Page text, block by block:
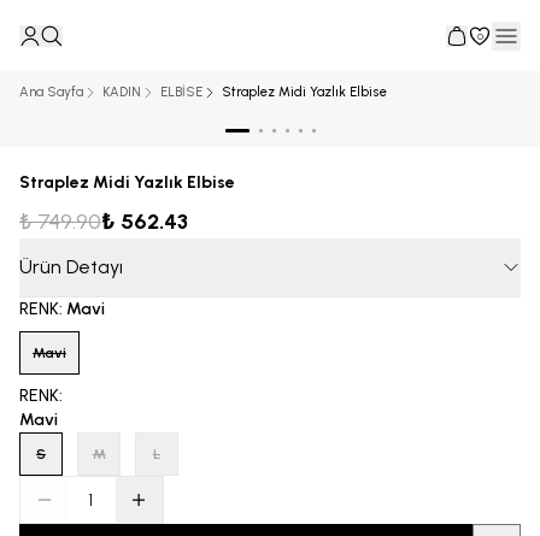
0
Ana Sayfa KADIN ELBİSE Straplez Midi Yazlık Elbise
Straplez Midi Yazlık Elbise
₺ 749.90₺ 562.43
Ürün Detayı
RENK: Mavi
Mavi
RENK:
Mavi
S M L